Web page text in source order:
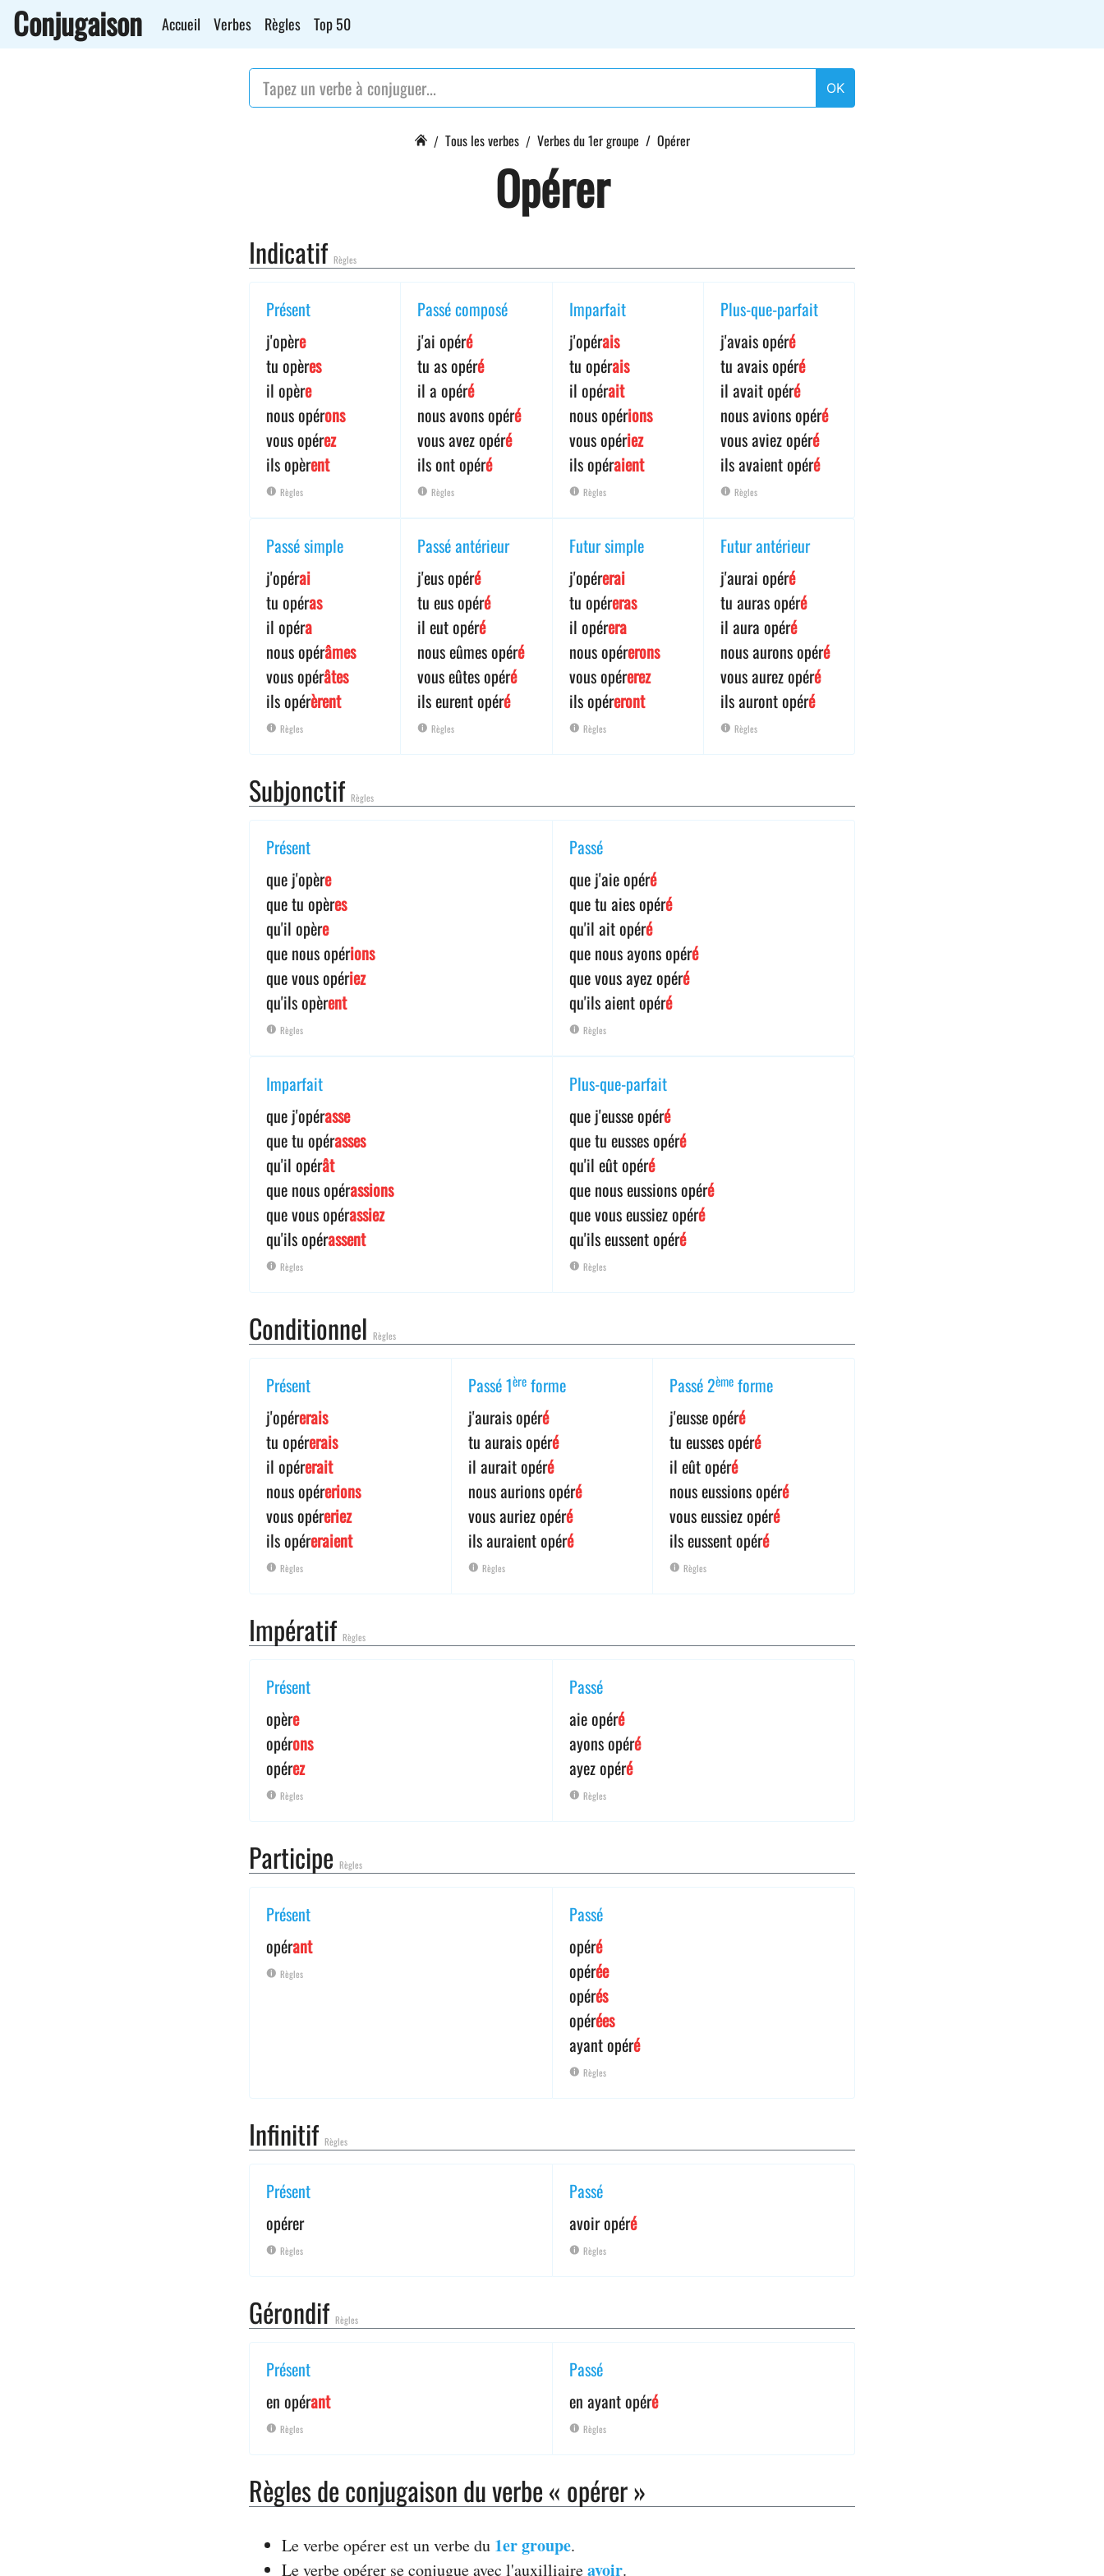
Conjugaison Accueil Verbes Règles Top 50
OK
Tous les verbes Verbes du 1er groupe Opérer
Opérer
Indicatif Règles
Présent
j'opère
tu opères
il opère
nous opérons
vous opérez
ils opèrent
Règles
Passé composé
j'ai opéré
tu as opéré
il a opéré
nous avons opéré
vous avez opéré
ils ont opéré
Règles
Imparfait
j'opérais
tu opérais
il opérait
nous opérions
vous opériez
ils opéraient
Règles
Plus-que-parfait
j'avais opéré
tu avais opéré
il avait opéré
nous avions opéré
vous aviez opéré
ils avaient opéré
Règles
Passé simple
j'opérai
tu opéras
il opéra
nous opérâmes
vous opérâtes
ils opérèrent
Règles
Passé antérieur
j'eus opéré
tu eus opéré
il eut opéré
nous eûmes opéré
vous eûtes opéré
ils eurent opéré
Règles
Futur simple
j'opérerai
tu opéreras
il opérera
nous opérerons
vous opérerez
ils opéreront
Règles
Futur antérieur
j'aurai opéré
tu auras opéré
il aura opéré
nous aurons opéré
vous aurez opéré
ils auront opéré
Règles
Subjonctif Règles
Présent
que j'opère
que tu opères
qu'il opère
que nous opérions
que vous opériez
qu'ils opèrent
Règles
Passé
que j'aie opéré
que tu aies opéré
qu'il ait opéré
que nous ayons opéré
que vous ayez opéré
qu'ils aient opéré
Règles
Imparfait
que j'opérasse
que tu opérasses
qu'il opérât
que nous opérassions
que vous opérassiez
qu'ils opérassent
Règles
Plus-que-parfait
que j'eusse opéré
que tu eusses opéré
qu'il eût opéré
que nous eussions opéré
que vous eussiez opéré
qu'ils eussent opéré
Règles
Conditionnel Règles
Présent
j'opérerais
tu opérerais
il opérerait
nous opérerions
vous opéreriez
ils opéreraient
Règles
Passé 1èreforme
j'aurais opéré
tu aurais opéré
il aurait opéré
nous aurions opéré
vous auriez opéré
ils auraient opéré
Règles
Passé 2ème forme
j'eusse opéré
tu eusses opéré
il eût opéré
nous eussions opéré
vous eussiez opéré
ils eussent opéré
Règles
Impératif Règles
Présent
opère
opérons
opérez
Règles
Passé
aie opéré
ayons opéré
ayez opéré
Règles
Participe Règles
Présent
opérant
Règles
Passé
opéré
opérée
opérés
opérées
ayant opéré
Règles
Infinitif Règles
Présent
opérer
Règles
Passé
avoir opéré
Règles
Gérondif Règles
Présent
en opérant
Règles
Passé
en ayant opéré
Règles
Règles de conjugaison du verbe « opérer »
Le verbe opérer est un verbe du 1er groupe.
Le verbe opérer se conjugue avec l'auxilliaireavoir.